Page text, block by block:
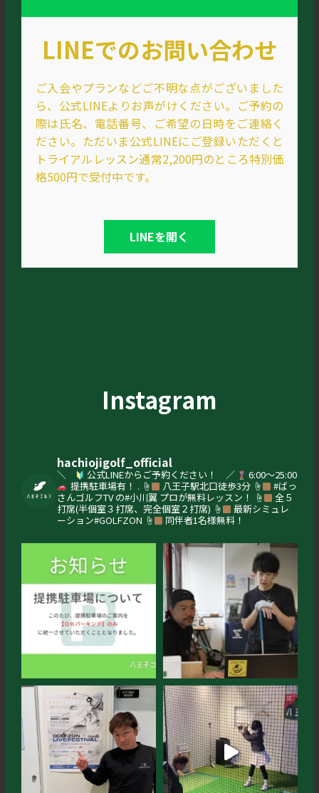
LINEでのお問い合わせ
ご入会やプランなどご不明な点がございました
ら、公式LINEよりお声がけください。ご予約の
際は氏名、電話番号、ご希望の日時をご連絡く
ださい。ただいま公式LINEにご登録いただくと
トライアルレッスン通常2,200円のところ特別価
格500円で受付中です。
LINEを開く
Instagram
hachiojigolf_official
＼ 公式LINEからご予約ください！ ／
6:00〜25:00
提携駐車場有！ . ☝ 八王子駅北口徒歩3分☝
#ばっ
さんゴルフTV の#小川翼 プロが無料レッスン！
☝
全５
打席(半個室３打席、完全個室２打席) ☝
最新シミュレ
ーション#GOLFZON ☝ 同伴者1名様無料！